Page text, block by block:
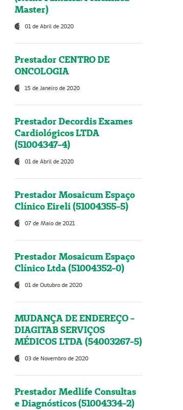
Master)
01 de Abril de 2020
Prestador CENTRO DE
ONCOLOGIA
15 de Janeiro de 2020
Prestador Decordis Exames
Cardiológicos LTDA
(51004347-4)
01 de Abril de 2020
Prestador Mosaicum Espaço
Clínico Eireli (51004355-5)
07 de Maio de 2021
Prestador Mosaicum Espaço
Clínico Ltda (51004352-0)
01 de Outubro de 2020
MUDANÇA DE ENDEREÇO -
DIAGITAB SERVIÇOS
MÉDICOS LTDA (54003267-5)
03 de Novembro de 2020
Prestador Medlife Consultas
e Diagnósticos (51004334-2)